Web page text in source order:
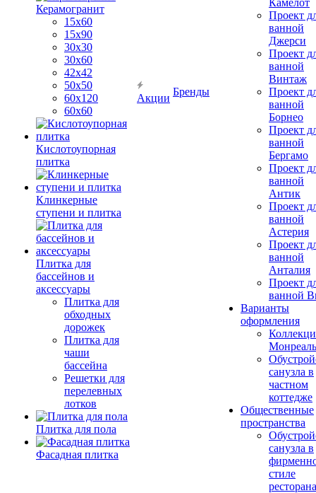
Керамогранит
15х60
15x90
30х30
30х60
42х42
50х50
60х120
60х60
Кислотоупорная
плитка
Клинкерные
ступени и плитка
Плитка для
бассейнов и
аксессуары
Плитка для
обходных
дорожек
Плитка для
чаши
бассейна
Решетки для
перелевных
лотков
Плитка для пола
Фасадная плитка
Акции
Бренды
Камелот
Проект
ванной
Джерси
Проект
ванной
Винтаж
Проект
ванной
Борнео
Проект
ванной
Бергамо
Проект
ванной
Антик
Проект
ванной
Астерия
Проект
ванной
Анталия
Проект
ванной
Варианты
оформления
Монреаль
санузла в
частном
коттедже
Общественные
пространства
санузла в
стиле
ресторана